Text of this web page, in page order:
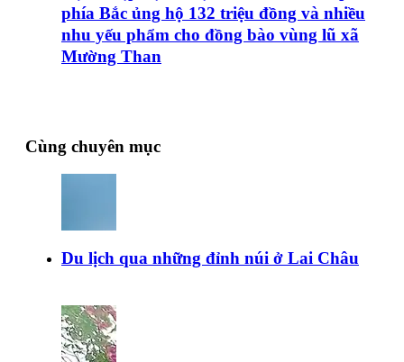
phía Bắc ủng hộ 132 triệu đồng và nhiều
nhu yếu phẩm cho đồng bào vùng lũ xã
Mường Than
Cùng chuyên mục
Du lịch qua những đỉnh núi ở Lai Châu